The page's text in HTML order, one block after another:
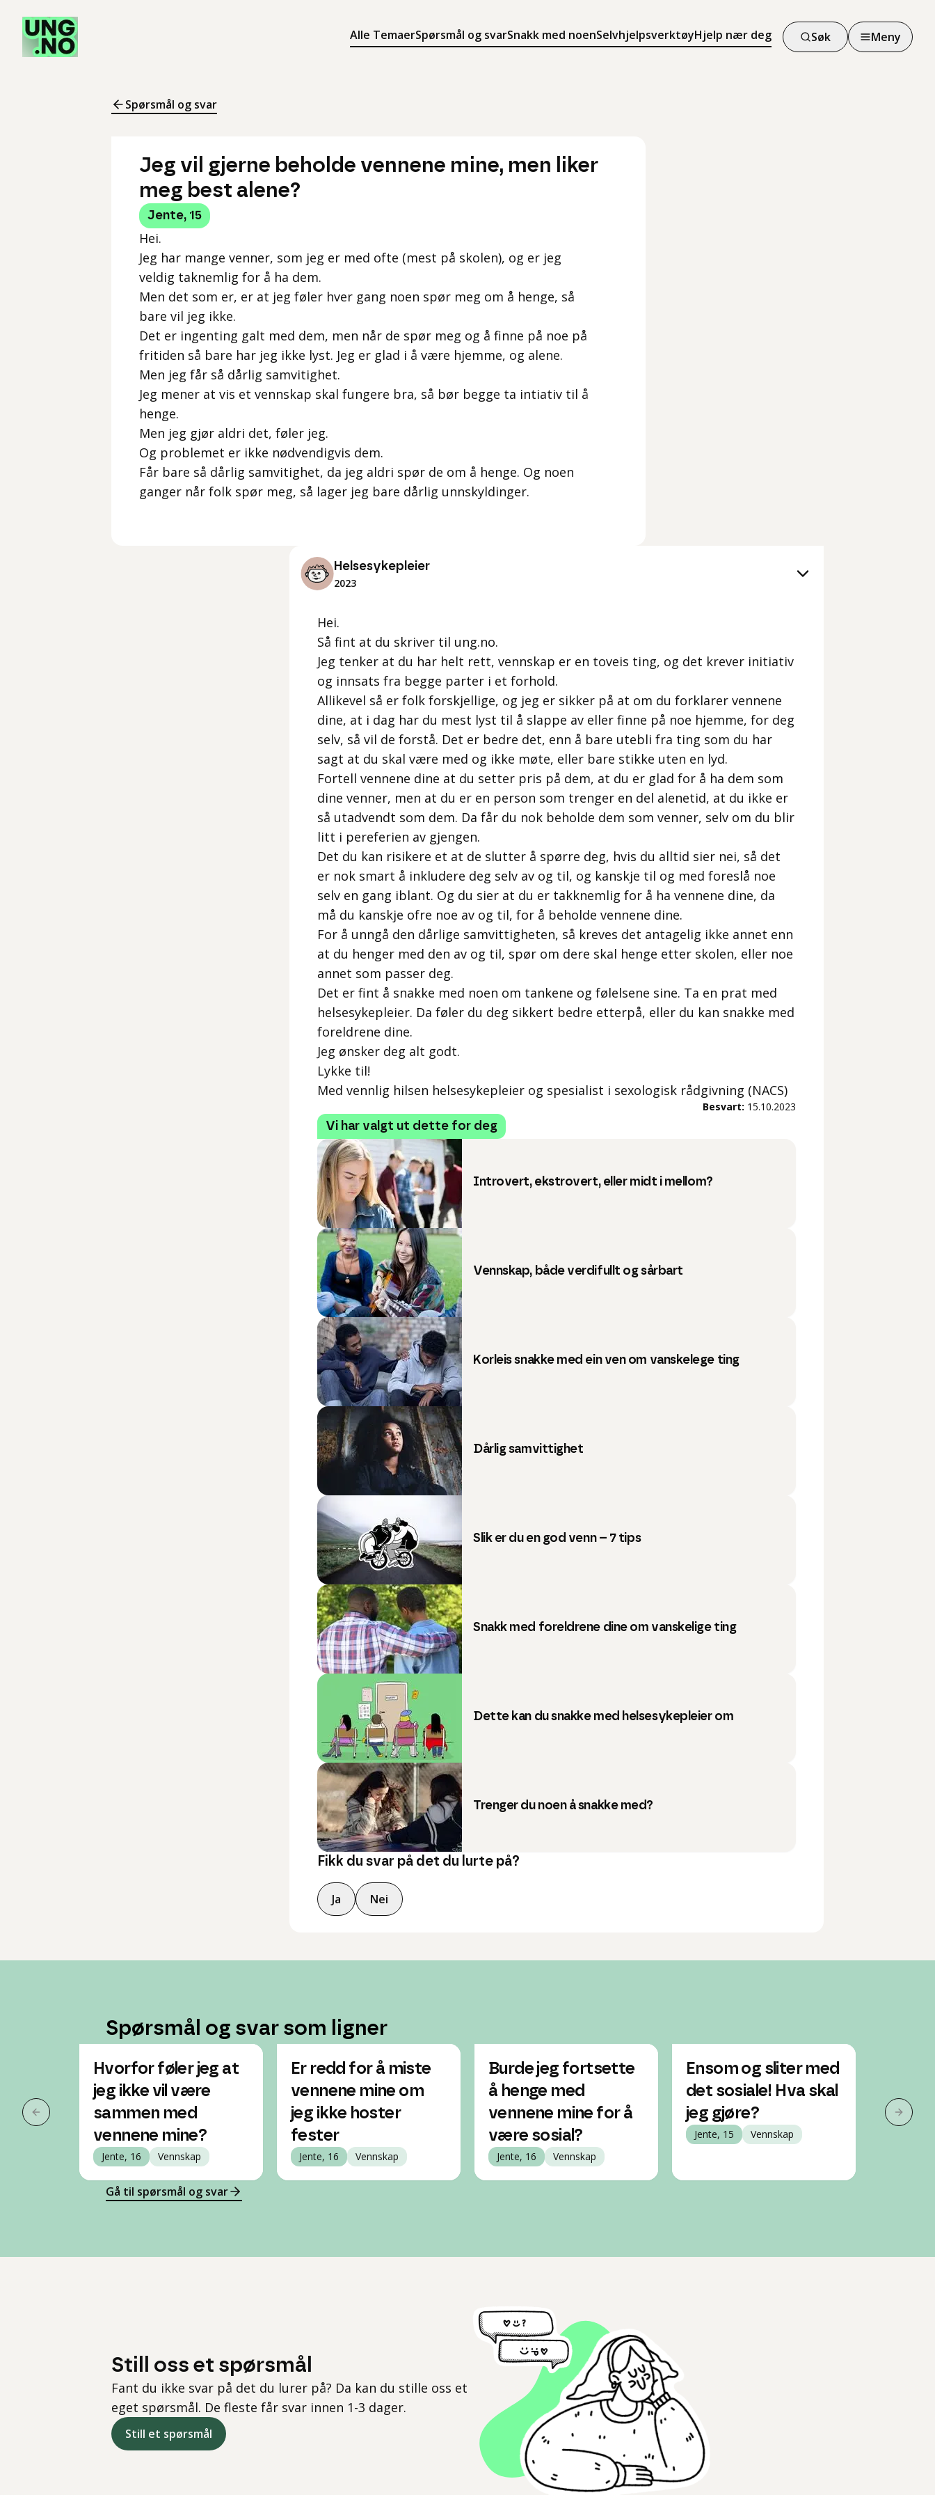
Alle TemaerSpørsmål og svarSnakk med noenSelvhjelpsverktøyHjelp nær deg
Søk
Søk
Meny
Meny
Spørsmål og svar
Jeg vil gjerne beholde vennene mine, men liker
meg best alene?
Jente, 15
Hei.
Jeg har mange venner, som jeg er med ofte (mest på skolen), og er jeg
veldig taknemlig for å ha dem.
Men det som er, er at jeg føler hver gang noen spør meg om å henge, så
bare vil jeg ikke.
Det er ingenting galt med dem, men når de spør meg og å finne på noe på
fritiden så bare har jeg ikke lyst. Jeg er glad i å være hjemme, og alene.
Men jeg får så dårlig samvitighet.
Jeg mener at vis et vennskap skal fungere bra, så bør begge ta intiativ til å
henge.
Men jeg gjør aldri det, føler jeg.
Og problemet er ikke nødvendigvis dem.
Får bare så dårlig samvitighet, da jeg aldri spør de om å henge. Og noen
Helsesykepleier
2023
Hei.
Så fint at du skriver til ung.no.
Jeg tenker at du har helt rett, vennskap er en toveis ting, og det krever initiativ
og innsats fra begge parter i et forhold.
Allikevel så er folk forskjellige, og jeg er sikker på at om du forklarer vennene
dine, at i dag har du mest lyst til å slappe av eller finne på noe hjemme, for deg
selv, så vil de forstå. Det er bedre det, enn å bare utebli fra ting som du har
sagt at du skal være med og ikke møte, eller bare stikke uten en lyd.
Fortell vennene dine at du setter pris på dem, at du er glad for å ha dem som
dine venner, men at du er en person som trenger en del alenetid, at du ikke er
så utadvendt som dem. Da får du nok beholde dem som venner, selv om du blir
litt i pereferien av gjengen.
Det du kan risikere et at de slutter å spørre deg, hvis du alltid sier nei, så det
er nok smart å inkludere deg selv av og til, og kanskje til og med foreslå noe
selv en gang iblant. Og du sier at du er takknemlig for å ha vennene dine, da
må du kanskje ofre noe av og til, for å beholde vennene dine.
For å unngå den dårlige samvittigheten, så kreves det antagelig ikke annet enn
at du henger med den av og til, spør om dere skal henge etter skolen, eller noe
annet som passer deg.
Det er fint å snakke med noen om tankene og følelsene sine. Ta en prat med
helsesykepleier. Da føler du deg sikkert bedre etterpå, eller du kan snakke med
foreldrene dine.
Jeg ønsker deg alt godt.
Lykke til!
Med vennlig hilsen helsesykepleier og spesialist i sexologisk rådgivning (NACS)
Besvart: 15.10.2023
Vi har valgt ut dette for deg
Introvert, ekstrovert, eller midt i mellom?
Vennskap, både verdifullt og sårbart
Korleis snakke med ein ven om vanskelege ting
Dårlig samvittighet
Slik er du en god venn – 7 tips
Snakk med foreldrene dine om vanskelige ting
Dette kan du snakke med helsesykepleier om
Trenger du noen å snakke med?
Fikk du svar på det du lurte på?
Ja Nei
Spørsmål og svar som ligner
Forrige slide
Hvorfor føler jeg at
jeg ikke vil være
sammen med
vennene mine?
Jente, 16 Vennskap
Er redd for å miste
vennene mine om
jeg ikke hoster
fester
Jente, 16 Vennskap
Burde jeg fortsette
å henge med
vennene mine for å
være sosial?
Jente, 16 Vennskap
Ensom og sliter med
det sosiale! Hva skal
jeg gjøre?
Jente, 15 Vennskap
gjørNeste
Gå til spørsmål og svar
Still oss et spørsmål
Fant du ikke svar på det du lurer på? Da kan du stille oss et
eget spørsmål. De fleste får svar innen 1-3 dager.
Still et spørsmål